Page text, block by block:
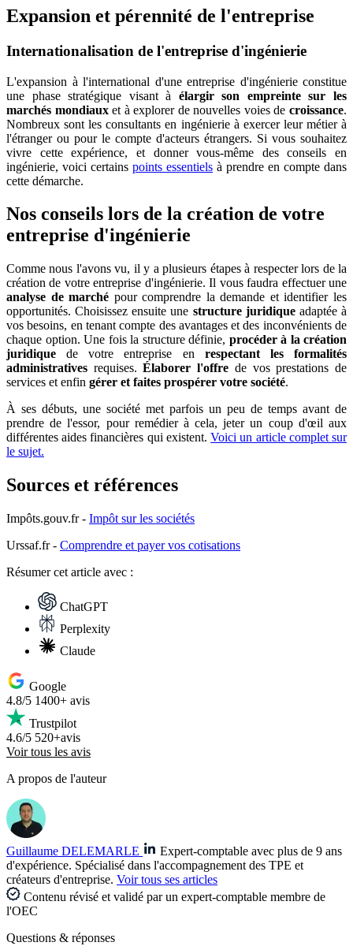
Expansion et pérennité de l'entreprise
Internationalisation de l'entreprise d'ingénierie
L'expansion à l'international d'une entreprise d'ingénierie constitue
une phase stratégique visant à élargir son empreinte sur les
marchés mondiauxet à explorer de nouvelles voies decroissance.
Nombreux sont les consultants en ingénierie à exercer leur métier à
l'étranger ou pour le compte d'acteurs étrangers. Si vous souhaitez
vivre cette expérience, et donner vous-même des conseils en
ingénierie, voici certains points essentiels à prendre en compte dans
cette démarche.
Nos conseils lors de la création de votre
entreprise d'ingénierie
Comme nous l'avons vu, il y a plusieurs étapes à respecter lors de la
création de votre entreprise d'ingénierie. Il vous faudra effectuer une
analyse de marché pour comprendre la demande et identifier les
opportunités. Choisissez ensuite une structure juridiqueadaptée à
vos besoins, en tenant compte des avantages et des inconvénients de
chaque option. Une fois la structure définie, procéder à la création
juridique de votre entreprise en respectant les formalités
administratives requises.Élaborer l'offre de vos prestations de
services et enfin gérer et faites prospérer votre société.
À ses débuts, une société met parfois un peu de temps avant de
prendre de l'essor, pour remédier à cela, jeter un coup d'œil aux
différentes aides financières qui existent.Voici un article complet sur
le sujet.
Sources et références
Impôts.gouv.fr - Impôt sur les sociétés
Urssaf.fr - Comprendre et payer vos cotisations
Résumercet article avec :
ChatGPT
Perplexity
Claude
Google
4.8/5 1400+ avis
Trustpilot
4.6/5 520+avis
Voir tous les avis
A propos de l'auteur
Guillaume DELEMARLE
Expert-comptable avec plus de 9 ans
d'expérience. Spécialisé dans l'accompagnement des TPE et
créateurs d'entreprise. Voir tous ses articles
Contenu révisé et validé par un expert-comptable membre de
l'OEC
Questions & réponses